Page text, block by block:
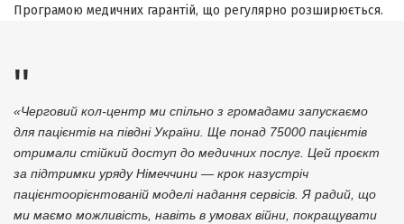
Програмою медичних гарантій, що регулярно розширюється.
«Черговий кол-центр ми спільно з громадами запускаємо
для пацієнтів на півдні України. Ще понад 75000 пацієнтів
отримали стійкий доступ до медичних послуг. Цей проєкт
за підтримки уряду Німеччини — крок назустріч
пацієнтоорієнтованій моделі надання сервісів. Я радий, що
ми маємо можливість, навіть в умовах війни, покращувати